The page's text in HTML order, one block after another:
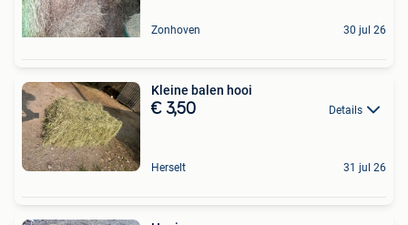
Zonhoven 30 jul 26
Kleine balen hooi
€ 3,50 Details
Herselt 31 jul 26